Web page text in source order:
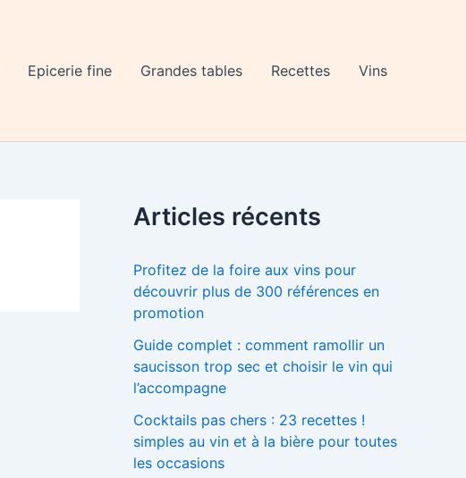
Epicerie fine Grandes tables Recettes Vins
Articles récents
Profitez de la foire aux vins pour
découvrir plus de 300 références en
promotion
Guide complet : comment ramollir un
saucisson trop sec et choisir le vin qui
l’accompagne
Cocktails pas chers : 23 recettes !
simples au vin et à la bière pour toutes
les occasions